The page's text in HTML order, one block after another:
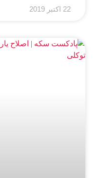
22 اکتبر 2019